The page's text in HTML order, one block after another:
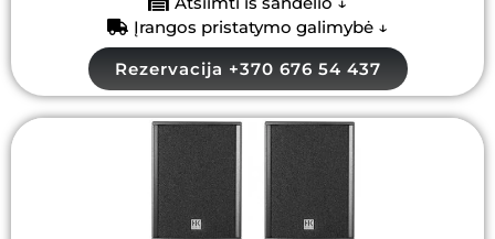
Įrangos pristatymo galimybė ↓
Rezervacija +370 676 54 437